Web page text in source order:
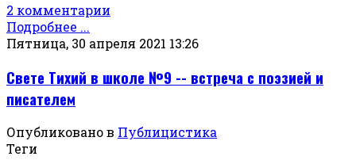
2 комментарии
Подробнее ...
Пятница, 30 апреля 2021 13:26
Свете Тихий в школе №9 -- встреча с поэзией и
писателем
Опубликовано в Публицистика
Теги